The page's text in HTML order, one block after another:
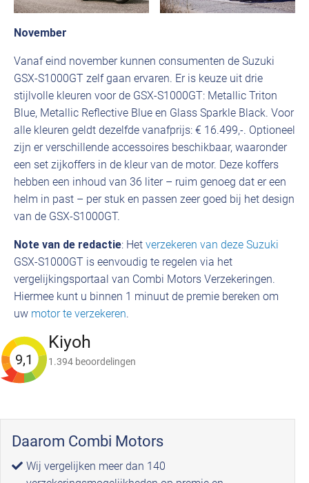
November
Vanaf eind november kunnen consumenten de Suzuki
GSX-S1000GT zelf gaan ervaren. Er is keuze uit drie
stijlvolle kleuren voor de GSX-S1000GT: Metallic Triton
Blue, Metallic Reflective Blue en Glass Sparkle Black. Voor
alle kleuren geldt dezelfde vanafprijs: € 16.499,-. Optioneel
zijn er verschillende accessoires beschikbaar, waaronder
een set zijkoffers in de kleur van de motor. Deze koffers
hebben een inhoud van 36 liter – ruim genoeg dat er een
helm in past – per stuk en passen zeer goed bij het design
van de GSX-S1000GT.
Note van de redactie: Het verzekeren van deze Suzuki
GSX-S1000GT is eenvoudig te regelen via het
vergelijkingsportaal van Combi Motors Verzekeringen.
Hiermee kunt u binnen 1 minuut de premie bereken om
uw motor te verzekeren.
9,1
Kiyoh
1.394 beoordelingen
Daarom Combi Motors
Wij vergelijken meer dan 140